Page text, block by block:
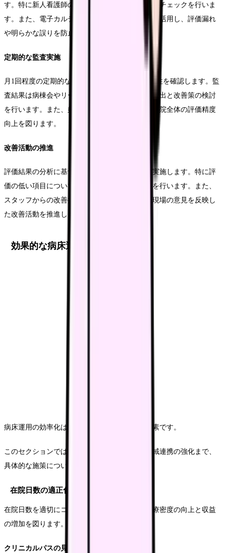
す。特に新人看護師の評価については、重点的なチェックを行いま
す。また、電子カルテシステムのチェック機能を活用し、評価漏れ
や明らかな誤りを防止します。
定期的な監査実施
月1回程度の定期的な監査を実施し、評価の適切性を確認します。監
査結果は病棟会やリーダー会で共有し、課題の抽出と改善策の検討
を行います。また、好事例の水平展開により、病院全体の評価精度
向上を図ります。
改善活動の推進
評価結果の分析に基づき、継続的な改善活動を実施します。特に評
価の低い項目については、原因分析と対策立案を行います。また、
スタッフからの改善提案を積極的に取り入れ、現場の意見を反映し
た改善活動を推進します。
効果的な病床運用
病床運用の効率化は、入院単価向上の重要な要素です。
このセクションでは、在院日数の適正化から地域連携の強化まで、
具体的な施策についてご説明します。
在院日数の適正化
在院日数を適切にコントロールすることで、診療密度の向上と収益
の増加を図ります。
クリニカルパスの見直し